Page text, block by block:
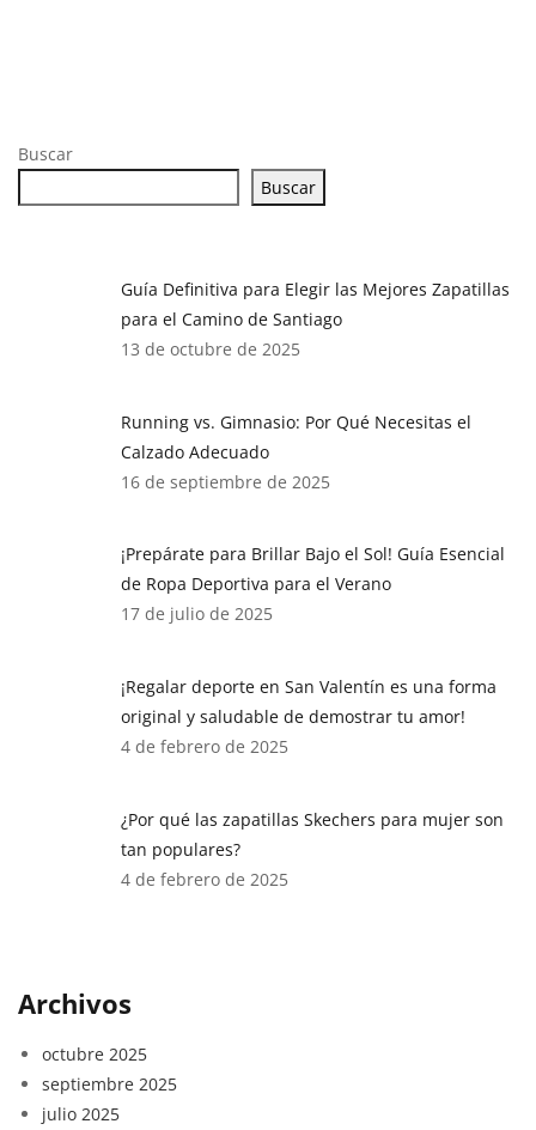
Buscar
Buscar
Guía Definitiva para Elegir las Mejores Zapatillas
para el Camino de Santiago
13 de octubre de 2025
Running vs. Gimnasio: Por Qué Necesitas el
Calzado Adecuado
16 de septiembre de 2025
¡Prepárate para Brillar Bajo el Sol! Guía Esencial
de Ropa Deportiva para el Verano
17 de julio de 2025
¡Regalar deporte en San Valentín es una forma
original y saludable de demostrar tu amor!
4 de febrero de 2025
¿Por qué las zapatillas Skechers para mujer son
tan populares?
4 de febrero de 2025
Archivos
octubre 2025
septiembre 2025
julio 2025